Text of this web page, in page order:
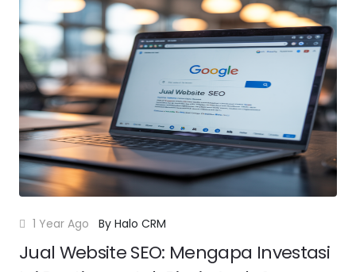
Surakarta, jasa pindahan Surakarta, layanan angkut barang
terpercaya, transportasi barang, solusi angkut barang,
layanan antar cepat, jasa angkut profesional, angkut barang
24 jam, pengiriman barang efisien, Surakarta, layanan angkut
barang terbaik.
1 Year Ago By Halo CRM
Jual Website SEO: Mengapa Investasi